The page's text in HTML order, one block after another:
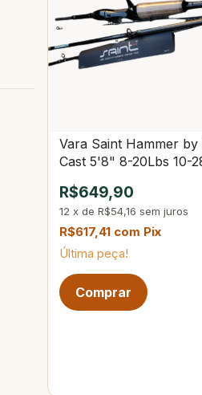
Vara Saint Hammer by
Cast 5'8" 8-20Lbs 10-
R$649,90
12 xdeR$54,16 sem juros
R$617,41 com Pix
Última peça!